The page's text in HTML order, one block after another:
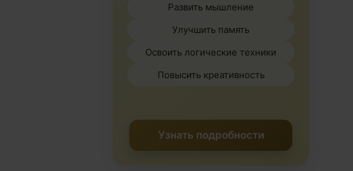
Развить мышление
Улучшить память
Освоить логические техники
Повысить креативность
Узнать подробности